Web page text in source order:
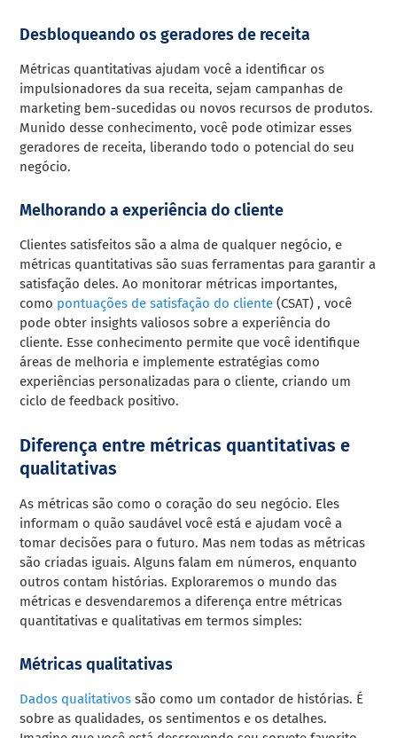
Desbloqueando os geradores de receita
Métricas quantitativas ajudam você a identificar os
impulsionadores da sua receita, sejam campanhas de
marketing bem-sucedidas ou novos recursos de produtos.
Munido desse conhecimento, você pode otimizar esses
geradores de receita, liberando todo o potencial do seu
negócio.
Melhorando a experiência do cliente
Clientes satisfeitos são a alma de qualquer negócio, e
métricas quantitativas são suas ferramentas para garantir a
satisfação deles. Ao monitorar métricas importantes,
como pontuações de satisfação do cliente(CSAT) , você
pode obter insights valiosos sobre a experiência do
cliente. Esse conhecimento permite que você identifique
áreas de melhoria e implemente estratégias como
experiências personalizadas para o cliente, criando um
ciclo de feedback positivo.
Diferença entre métricas quantitativas e
qualitativas
As métricas são como o coração do seu negócio. Eles
informam o quão saudável você está e ajudam você a
tomar decisões para o futuro. Mas nem todas as métricas
são criadas iguais. Alguns falam em números, enquanto
outros contam histórias. Exploraremos o mundo das
métricas e desvendaremos a diferença entre métricas
quantitativas e qualitativas em termos simples:
Métricas qualitativas
Dados qualitativos são como um contador de histórias. É
sobre as qualidades, os sentimentos e os detalhes.